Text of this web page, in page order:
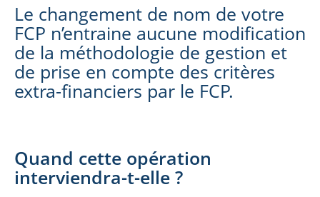
Le changement de nom de votre
FCP n’entraine aucune modification
de la méthodologie de gestion et
de prise en compte des critères
extra-financiers par le FCP.
Quand cette opération
interviendra-t-elle ?